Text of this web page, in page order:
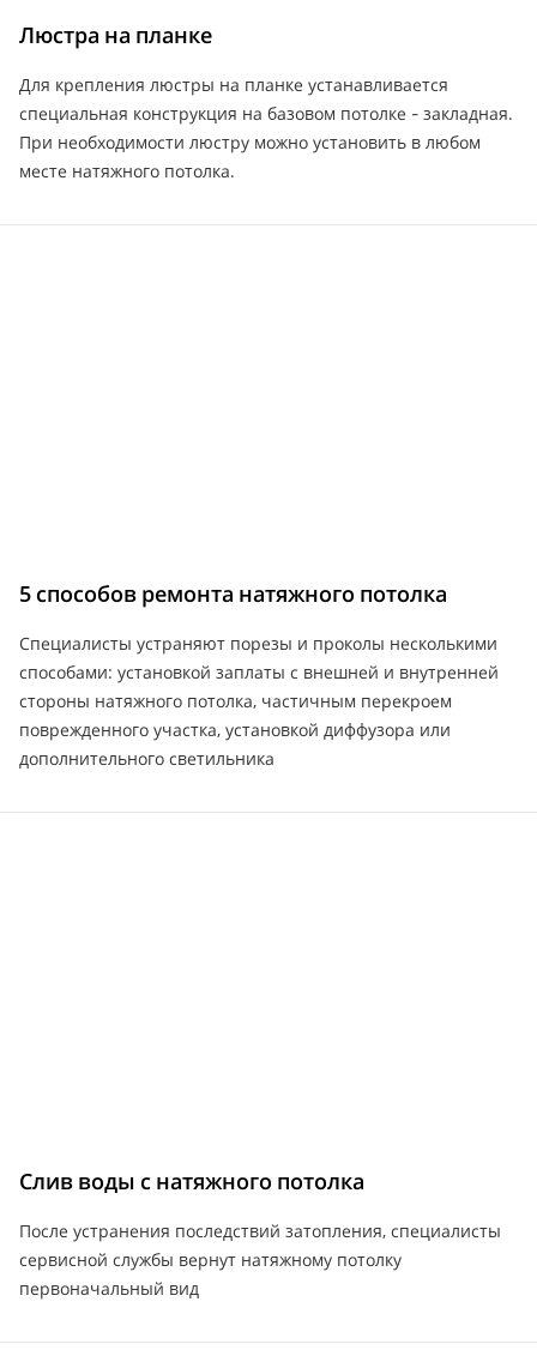
Люстра на планке
Для крепления люстры на планке устанавливается
специальная конструкция на базовом потолке - закладная.
При необходимости люстру можно установить в любом
месте натяжного потолка.
5 способов ремонта натяжного потолка
Специалисты устраняют порезы и проколы несколькими
способами: установкой заплаты с внешней и внутренней
стороны натяжного потолка, частичным перекроем
поврежденного участка, установкой диффузора или
дополнительного светильника
Слив воды с натяжного потолка
После устранения последствий затопления, специалисты
сервисной службы вернут натяжному потолку
первоначальный вид